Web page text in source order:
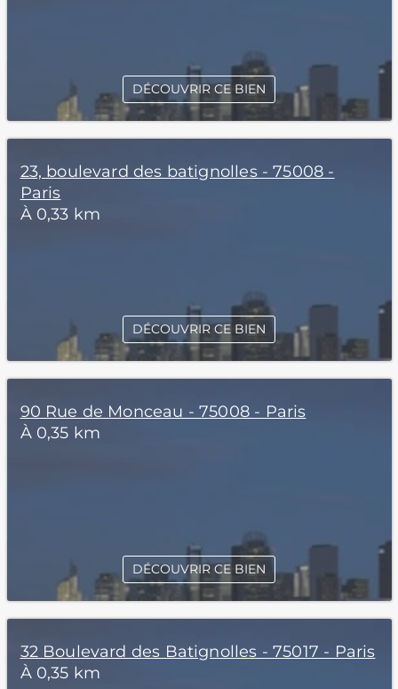
DÉCOUVRIR CE BIEN
23, boulevard des batignolles - 75008 -
Paris
À 0,33 km
DÉCOUVRIR CE BIEN
90 Rue de Monceau - 75008 - Paris
À 0,35 km
DÉCOUVRIR CE BIEN
32 Boulevard des Batignolles - 75017 - Paris
À 0,35 km